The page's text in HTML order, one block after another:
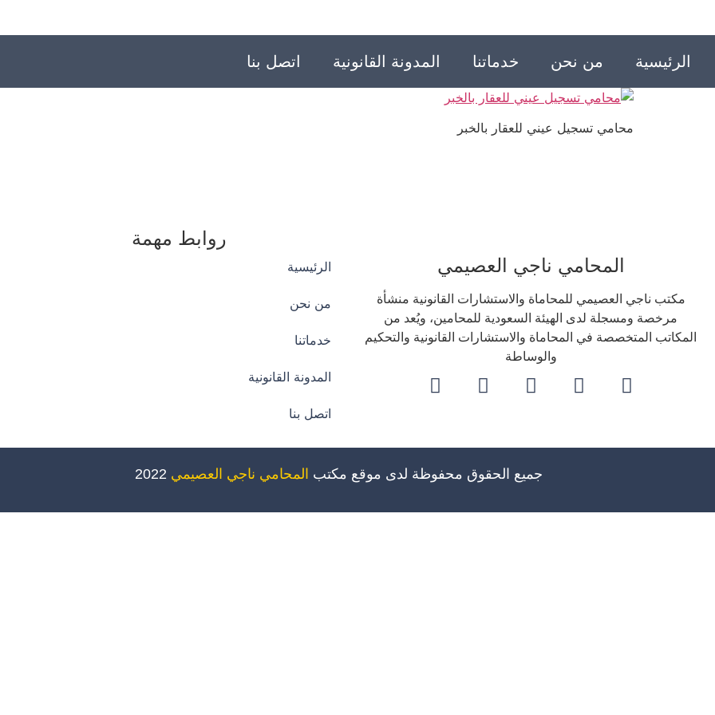
الرئيسية من نحن خدماتنا المدونة القانونية اتصل بنا
محامي تسجيل عيني للعقار بالخبر
المحامي ناجي العصيمي
مكتب ناجي العصيمي للمحاماة والاستشارات القانونية منشأة
مرخصة ومسجلة لدى الهيئة السعودية للمحامين، ويُعد من
المكاتب المتخصصة في المحاماة والاستشارات القانونية والتحكيم
والوساطة
روابط مهمة
الرئيسية
من نحن
خدماتنا
المدونة القانونية
اتصل بنا
جميع الحقوق محفوظة لدى موقع مكتب المحامي ناجي العصيمي